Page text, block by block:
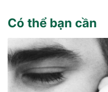
Có thể bạn cần